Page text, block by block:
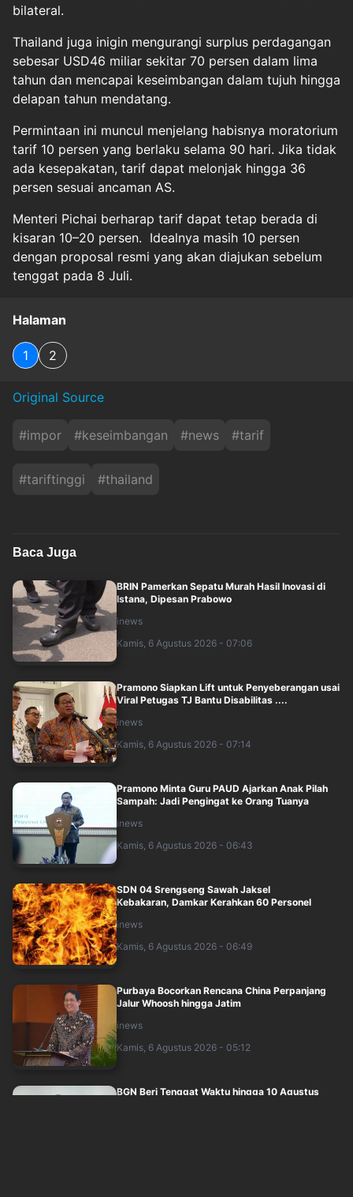
bilateral.
Thailand juga inigin mengurangi surplus perdagangan
sebesar USD46 miliar sekitar 70 persen dalam lima
tahun dan mencapai keseimbangan dalam tujuh hingga
delapan tahun mendatang.
Permintaan ini muncul menjelang habisnya moratorium
tarif 10 persen yang berlaku selama 90 hari. Jika tidak
ada kesepakatan, tarif dapat melonjak hingga 36
persen sesuai ancaman AS.
Menteri Pichai berharap tarif dapat tetap berada di
kisaran 10–20 persen. Idealnya masih 10 persen
dengan proposal resmi yang akan diajukan sebelum
tenggat pada 8 Juli.
Halaman
1 2
Original Source
#impor #keseimbangan #news #tarif
#tariftinggi #thailand
Baca Juga
BRIN Pamerkan Sepatu Murah Hasil Inovasi di
Istana, Dipesan Prabowo
inews
Kamis, 6 Agustus 2026 - 07:06
Pramono Siapkan Lift untuk Penyeberangan usai
Viral Petugas TJ Bantu Disabilitas ....
inews
Kamis, 6 Agustus 2026 - 07:14
Pramono Minta Guru PAUD Ajarkan Anak Pilah
Sampah: Jadi Pengingat ke Orang Tuanya
inews
Kamis, 6 Agustus 2026 - 06:43
SDN 04 Srengseng Sawah Jaksel
Kebakaran, Damkar Kerahkan 60 Personel
inews
Kamis, 6 Agustus 2026 - 06:49
Purbaya Bocorkan Rencana China Perpanjang
Jalur Whoosh hingga Jatim
inews
Kamis, 6 Agustus 2026 - 05:12
BGN Beri Tenggat Waktu hingga 10 Agustus